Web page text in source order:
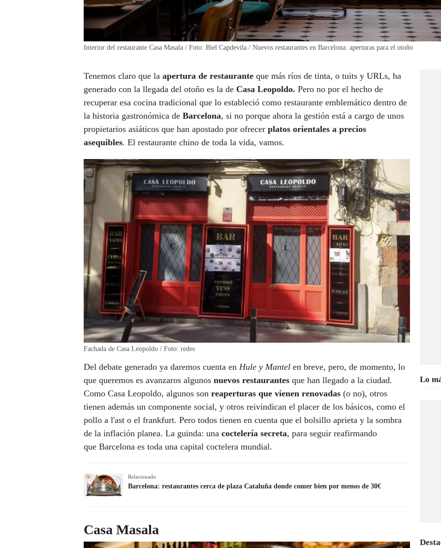
Interior del restaurante Casa Masala / Foto: Biel Capdevila / Nuevos restaurantes en Barcelona: aperturas para el otoño
Tenemos claro que la apertura de restaurante que más ríos de tinta, o tuits y URLs, ha
generado con la llegada del otoño es la de Casa Leopoldo. Pero no por el hecho de
recuperar esa cocina tradicional que lo estableció como restaurante emblemático dentro de
la historia gastronómica de Barcelona, si no porque ahora la gestión está a cargo de unos
propietarios asiáticos que han apostado por ofrecer platos orientales a precios
asequibles. El restaurante chino de toda la vida, vamos.
Fachada de Casa Leopoldo / Foto: redes
Del debate generado ya daremos cuenta en Hule y Mantel en breve, pero, de momento, lo
que queremos es avanzaros algunos nuevos restaurantes que han llegado a la ciudad.
Como Casa Leopoldo, algunos son reaperturas que vienen renovadas (o no), otros
tienen además un componente social, y otros reivindican el placer de los básicos, como el
pollo a l'ast o el frankfurt. Pero todos tienen en cuenta que el bolsillo aprieta y la sombra
de la inflación planea. La guinda: una coctelería secreta, para seguir reafirmando
que Barcelona es toda una capital coctelera mundial.
Relacionado
Barcelona: restaurantes cerca de plaza Cataluña donde comer bien por menos de 30€
Casa Masala
Lo